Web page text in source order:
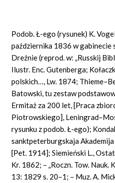
Podob. Ł-ego (rysunek) K.
października 1836 w gabinecie
Dreźnie (reprod. w: „Russkij
Ilustr. Enc. Gutenberga;
polskich…, Lw. 1874;
Batowski, tu zestaw
Ermitaż za 200 let, [Praca
Piotrowskiego],
rysunku z podob. Ł-ego);
sanktpeterburgskaja
[Pet. 1914]; Siemieński L.,
Kr. 1862; – „Roczn. Tow. Nauk.
13: 1829 s. 20–1; – Muz. A.